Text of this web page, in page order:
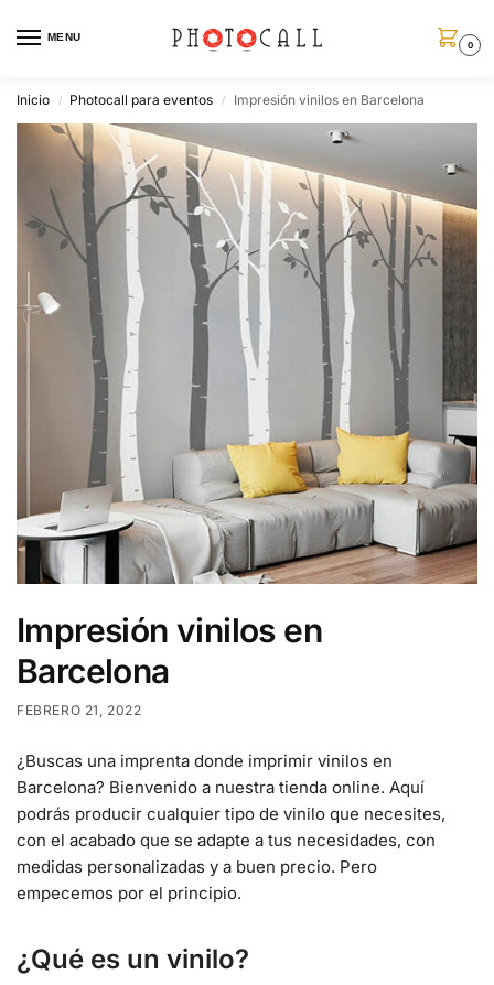
MENU
0
Inicio / Photocall para eventos / Impresión vinilos en Barcelona
Impresión vinilos en
Barcelona
FEBRERO 21, 2022
¿Buscas una imprenta donde imprimir vinilos en
Barcelona? Bienvenido a nuestra tienda online. Aquí
podrás producir cualquier tipo de vinilo que necesites,
con el acabado que se adapte a tus necesidades, con
medidas personalizadas y a buen precio. Pero
empecemos por el principio.
¿Qué es un vinilo?